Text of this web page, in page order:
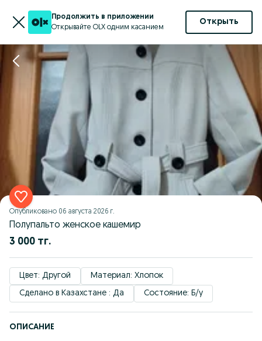
Продолжить в приложении
Открывайте OLX одним касанием
Открыть
Опубликовано 06 августа 2026 г.
Полупальто женское кашемир
3 000 тг.
Цвет: Другой
Материал: Хлопок
Сделано в Казахстане : Да
Состояние: Б/у
ОПИСАНИЕ